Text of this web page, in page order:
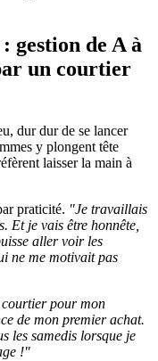
gestion de A à
un courtier
dur dur de se lancer
y plongent tête
laisser la main à
praticité. "Je travaillais
Et je vais être honnête,
aller voir les
ne me motivait pas
pour mon
de mon premier achat.
les samedis lorsque je
!"